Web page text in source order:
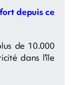
depuis ce
de 10.000
dans l'île